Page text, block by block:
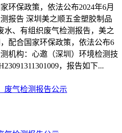
环保政策，依法公布2024年6月
报告 深圳美之顺五金塑胶制品
水、有组织废气检测报告，美之
配合国家环保政策，依法公布6
机构：心邀（深圳）环境检测技
，报告如下...